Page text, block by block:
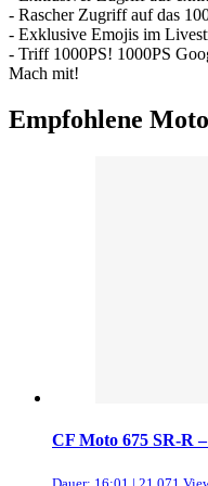
- Rascher Zugriff auf das
- Exklusive Emojis im
- Triff 1000PS! 1000PS
Mach mit!
Empfohlene
CF Moto 675 SR-R